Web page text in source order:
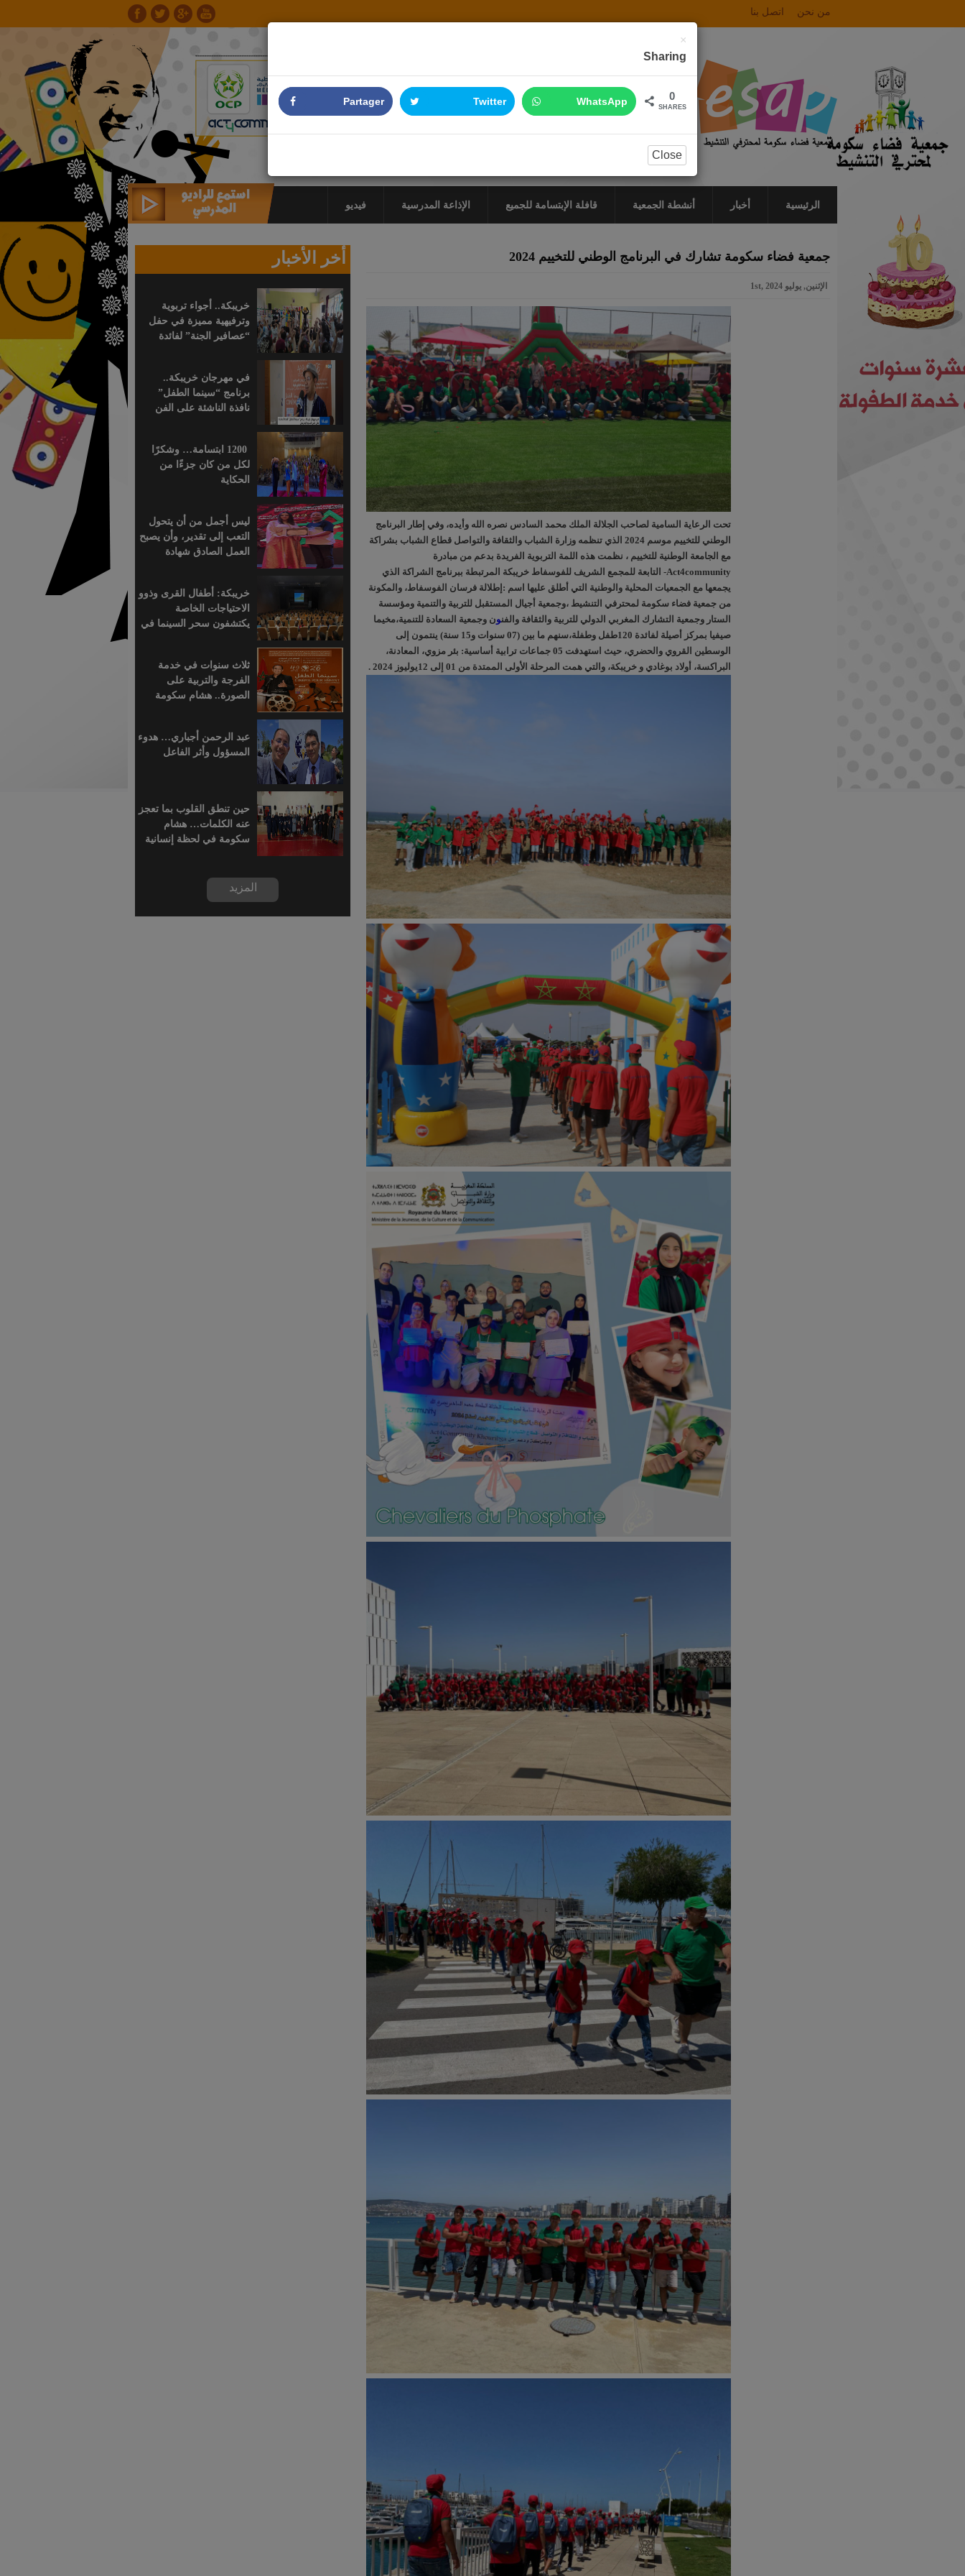
من نحن اتصل بنا
الرئيسية أخبار أنشطة الجمعية قافلة الإبتسامة للجميع الإذاعة المدرسية فيديو
أخر الأخبار
خريبكة.. أجواء تربوية
وترفيهية مميزة في حفل
“عصافير الجنة” لفائدة
في مهرجان خريبكة..
برنامج “سينما الطفل”
نافذة الناشئة على الفن
1200 ابتسامة… وشكرًا
لكل من كان جزءًا من
الحكاية
ليس أجمل من أن يتحول
التعب إلى تقدير، وأن يصبح
العمل الصادق شهادة
خريبكة: أطفال القرى وذوو
الاحتياجات الخاصة
يكتشفون سحر السينما في
ثلاث سنوات في خدمة
الفرجة والتربية على
الصورة.. هشام سكومة
عبد الرحمن أجباري… هدوء
المسؤول وأثر الفاعل
حين تنطق القلوب بما تعجز
عنه الكلمات… هشام
سكومة في لحظة إنسانية
المزيد
جمعية فضاء سكومة تشارك في البرنامج الوطني للتخييم 2024
الإثنين, يوليو 1st, 2024
تحت الرعاية السامية لصاحب الجلالة الملك محمد السادس نصره الله وأيده، وفي إطار البرنامج
الوطني للتخييم موسم 2024 الذي تنظمه وزارة الشباب والثقافة والتواصل قطاع الشباب بشراكة
مع الجامعة الوطنية للتخييم ، نظمت هذه اللمة التربوية الفريدة بدعم من مبادرة
Act4community- التابعة للمجمع الشريف للفوسفاط خريبكة المرتبطة ببرنامج الشراكة الذي
يجمعها مع الجمعيات المحلية والوطنية التي أطلق عليها اسم :إطلالة فرسان الفوسفاط، والمكونة
من جمعية فضاء سكومة لمحترفي التنشيط ،وجمعية أجيال المستقبل للتربية والتنمية ومؤسسة
الستار وجمعية التشارك المغربي الدولي للتربية والثقافة والفنون وجمعية السعادة للتنمية،مخيما
صيفيا بمركز أصيلة لفائدة 120طفل وطفلة،سنهم ما بين (07 سنوات و15 سنة) ينتمون إلى
الوسطين القروي والحضري، حيث استهدفت 05 جماعات ترابية أساسية: بئر مزوي، المعادنة،
البراكسة، أولاد بوغادي و خريبكة، والتي همت المرحلة الأولى الممتدة من 01 إلى 12يوليوز 2024 .
×
Sharing
Partager Twitter WhatsApp 0
SHARES
Close